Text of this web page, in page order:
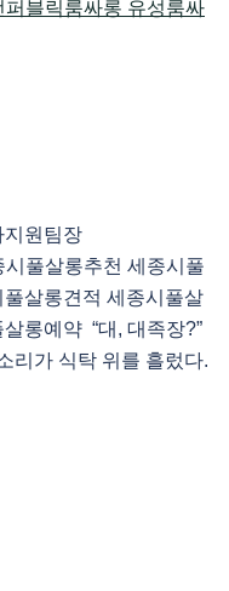
지원팀장
풀살롱추천 세종시풀
살롱견적 세종시풀살
롱예약 “대, 대족장?”
리가 식탁 위를 흘렀다.